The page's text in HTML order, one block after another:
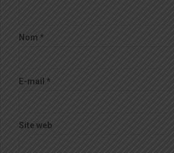
Nom *
E-mail *
Site web